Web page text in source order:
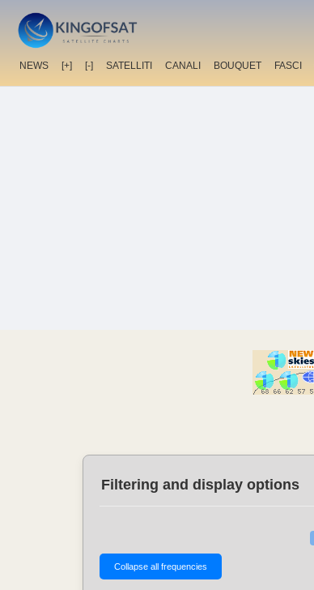
NEWS [+] [-] SATELLITI CANALI BOUQUET FASCI
Filtering and display options